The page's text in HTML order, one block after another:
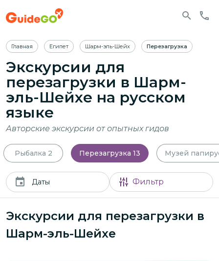
Главная Египет Шарм-эль-Шейх Перезагрузка
Экскурсии для
перезагрузки в Шарм-
эль-Шейхе на русском
языке
Авторские экскурсии от опытных гидов
Рыбалка 2 Перезагрузка 13 Музей
Даты Фильтр
Экскурсии для перезагрузки в
Шарм-эль-Шейхе